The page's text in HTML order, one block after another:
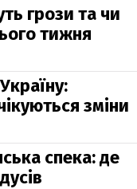
грози та чи
тижня
зміни
спека: де